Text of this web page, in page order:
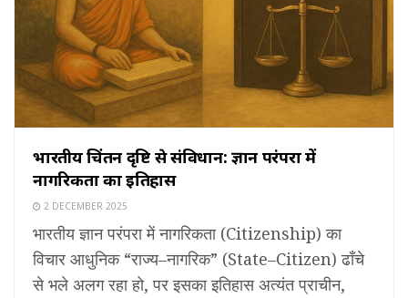
भारतीय चिंतन दृष्टि से संविधान: ज्ञान परंपरा में
नागरिकता का इतिहास
2 DECEMBER 2025
भारतीय ज्ञान परंपरा में नागरिकता (Citizenship) का
विचार आधुनिक “राज्य–नागरिक” (State–Citizen) ढाँचे
से भले अलग रहा हो, पर इसका इतिहास अत्यंत प्राचीन,